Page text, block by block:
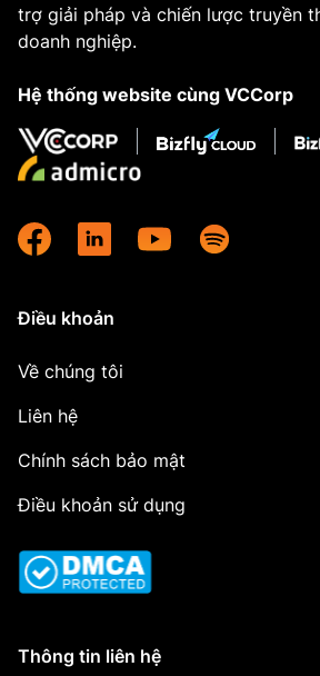
trợ giải pháp và chiến lược truyền
doanh nghiệp.
Hệ thống website cùng VCCorp
Điều khoản
Về chúng tôi
Liên hệ
Chính sách bảo mật
Điều khoản sử dụng
Thông tin liên hệ